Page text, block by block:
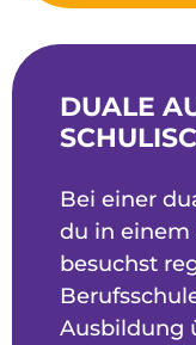
DUALE
Bei einer
du in
besuchst
Ausbildung